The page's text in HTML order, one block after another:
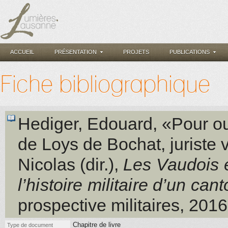
ACCUEIL PRÉSENTATION PROJETS PUBLICATIONS
Fiche bibliographique
Hediger, Edouard, «Pour
de Loys de Bochat, juriste
Nicolas (dir.), Les Vaudois
l’histoire militaire d’un
prospective militaires, 2016
Type de document Chapitre de livre